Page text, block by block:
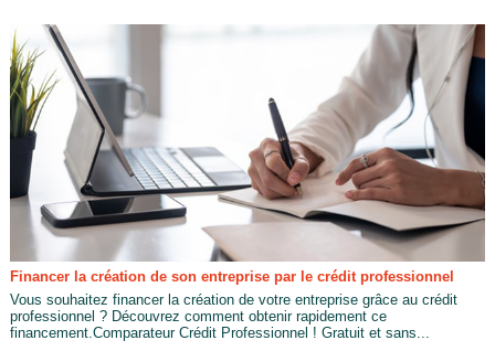
Financer la création de son entreprise par le crédit professionnel
Vous souhaitez financer la création de votre entreprise grâce au crédit
professionnel ? Découvrez comment obtenir rapidement ce
financement.Comparateur Crédit Professionnel ! Gratuit et sans...